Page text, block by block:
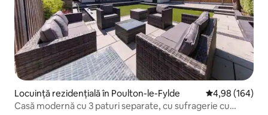
Locuință rezidențială în Poulton-le-Fylde Scor mediu de
4,98 (164)
Casă modernă cu 3 paturi separate, cu sufragerie cu